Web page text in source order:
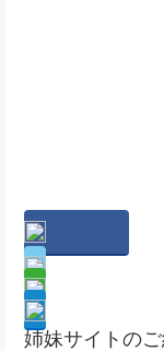
姉妹サイトの